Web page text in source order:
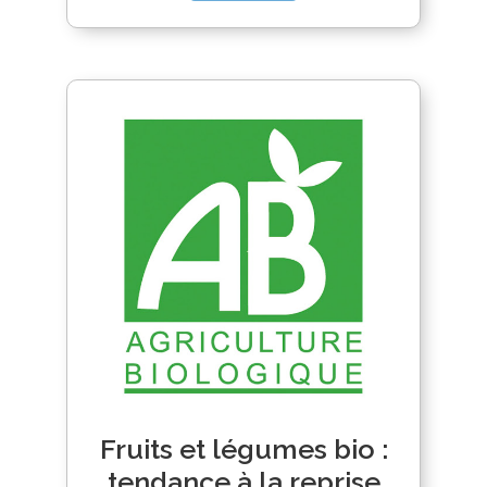
Fruits et légumes bio :